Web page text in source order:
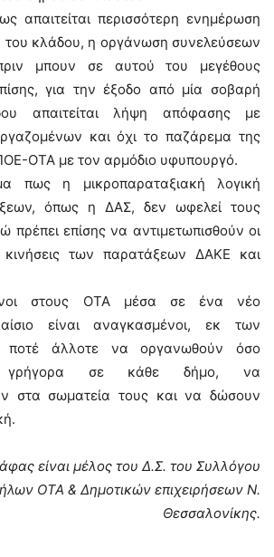
απαιτείται περισσότερη ενημέρωση
κλάδου, η οργάνωση συνελεύσεων
μπουν σε αυτού του μεγέθους
για την έξοδο από μία σοβαρή
απαιτείται λήψη απόφασης με
και όχι το παζάρεμα της
ΟΤΑ με τον αρμόδιο υφυπουργό.
πως η μικροπαραταξιακή λογική
όπως η ΔΑΣ, δεν ωφελεί τους
πρέπει επίσης να αντιμετωπισθούν οι
κινήσεις των παρατάξεων ΔΑΚΕ και
στους ΟΤΑ μέσα σε ένα νέο
είναι αναγκασμένοι, εκ των
ποτέ άλλοτε να οργανωθούν όσο
γρήγορα σε κάθε δήμο, να
στα σωματεία τους και να δώσουν
είναι μέλος του Δ.Σ. του Συλλόγου
ΟΤΑ & Δημοτικών επιχειρήσεων Ν.
Θεσσαλονίκης.